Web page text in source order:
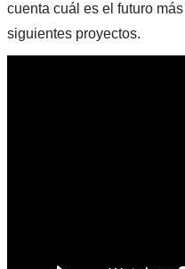
cuenta cuál es el futuro
siguientes proyectos.